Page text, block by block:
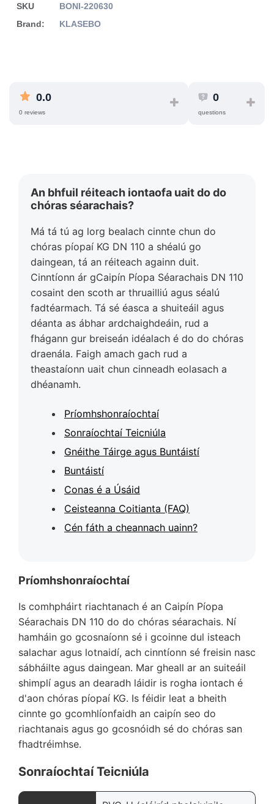
SKU
BONI-220630
Brand:
KLASEBO
0.0
0 reviews
0
questions
An bhfuil réiteach iontaofa uait do do
chóras séarachais?
Má tá tú ag lorg bealach cinnte chun do
chóras píopaí KG DN 110 a shéalú go
daingean, tá an réiteach againn duit.
Cinntíonn ár gCaipín Píopa Séarachais DN 110
cosaint den scoth ar thruailliú agus séalú
fadtéarmach. Tá sé éasca a shuiteáil agus
déanta as ábhar ardchaighdeáin, rud a
fhágann gur breiseán idéalach é do do chóras
draenála. Faigh amach gach rud a
theastaíonn uait chun cinneadh eolasach a
dhéanamh.
Príomhshonraíochtaí
Sonraíochtaí Teicniúla
Gnéithe Táirge agus Buntáistí
Buntáistí
Conas é a Úsáid
Ceisteanna Coitianta (FAQ)
Cén fáth a cheannach uainn?
Príomhshonraíochtaí
Is comhpháirt riachtanach é an Caipín Píopa
Séarachais DN 110 do do chóras séarachais. Ní
hamháin go gcosnaíonn sé i gcoinne dul isteach
salachar agus lotnaidí, ach cinntíonn sé freisin nasc
sábháilte agus daingean. Mar gheall ar an suiteáil
shimplí agus an dearadh láidir is rogha iontach é
d'aon chóras píopaí KG. Is féidir leat a bheith
cinnte go gcomhlíonfaidh an caipín seo do
riachtanais agus go gcosnóidh sé do chóras san
fhadtréimhse.
Sonraíochtaí Teicniúla